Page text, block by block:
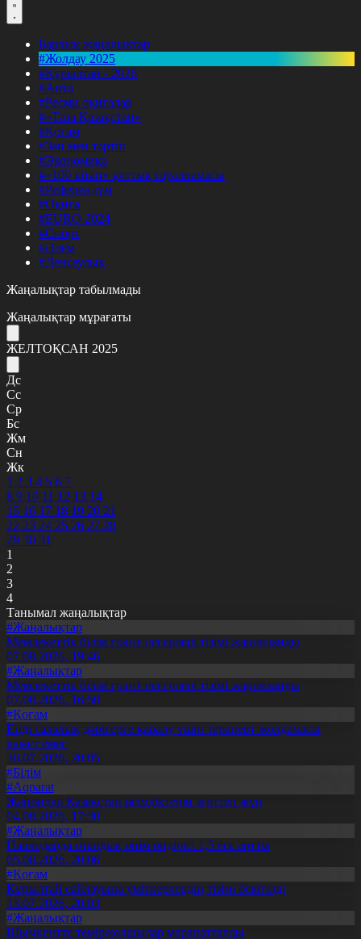
Барлық жаңалықтар
#Жолдау 2025
#Құрылтай - 2026
#Апта
#Ресми оқиғалар
#«Таза Қазақстан»
#Қоғам
#Заң мен тәртіп
#Экономика
#«100 кітап» ұлттық сауалнамасы
#Референдум
#Оқиға
#EURO 2024
#Спорт
#Әлем
#Денсаулық
Жаңалықтар табылмады
Жаңалықтар мұрағаты
ЖЕЛТОҚСАН 2025
Дс
Сс
Ср
Бс
Жм
Сн
Жк
1 2 3 4 5 6 7
8 9 10 11 12 13 14
15 16 17 18 19 20 21
22 23 24 25 26 27 28
29 30 31
1
2
3
4
Танымал жаңалықтар
#Жаңалықтар
Мемлекеттік білім грант иегерлері тізімі жарияланды
07.08.2026, 19:46
#Жаңалықтар
Мемлекеттік білім грант иегерлері тізімі жарияланды
07.08.2026, 16:50
#Қоғам
Енді салалық дәрігерге қаралу үшін терапевт жолдамасы
қажет емес
30.07.2026, 20:05
#Білім
#Aqparat
Жапондар Қазақстан өсімдіктерін зерттеп жүр
04.08.2026, 17:30
#Жаңалықтар
Павлодарда отандық өнім өндірісі 1,5 есе артты
05.08.2026, 20:06
#Қоғам
Құрылтай сайлауына үміткерлердің тізімі бекітілді
13.07.2026, 20:03
#Жаңалықтар
Шымкентте теміржолшылар марапатталды